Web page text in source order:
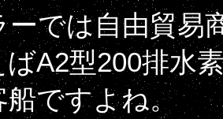
ーでは自由貿易
ばA2型200排水
船ですよね。